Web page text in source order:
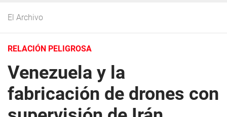
El Archivo
RELACIÓN PELIGROSA
Venezuela y la
fabricación de drones con